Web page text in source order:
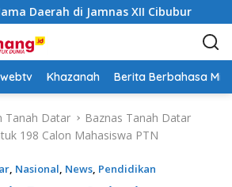
di Jamnas XII Cibubur
Khazanah Berita Berbahasa
Tanah Datar
Baznas Tanah Datar
198 Calon Mahasiswa PTN
, Nasional, News, Pendidikan